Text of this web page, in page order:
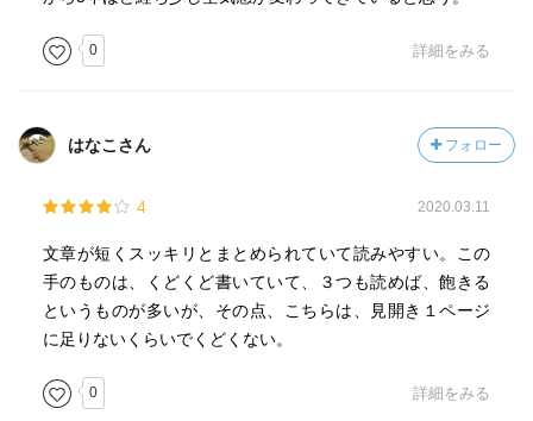
0 詳細をみる
はなこさん フォロー
4 2020.03.11
文章が短くスッキリとまとめられていて読みやすい。この
手のものは、くどくど書いていて、３つも読めば、飽きる
というものが多いが、その点、こちらは、見開き１ページ
に足りないくらいでくどくない。
0 詳細をみる